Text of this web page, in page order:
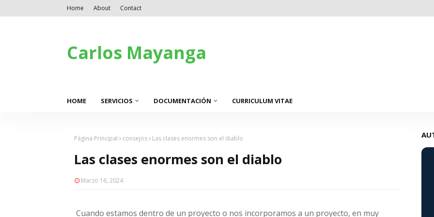
Home About Contact
Carlos Mayanga
HOME SERVICIOS DOCUMENTACIÓN CURRICULUM VITAE
Página Principal consejos Las clases enormes son el diablo
Las clases enormes son el diablo
Marzo 16, 2024
Cuando estamos dentro de un proyecto o nos incorporamos a un proyecto, en muy